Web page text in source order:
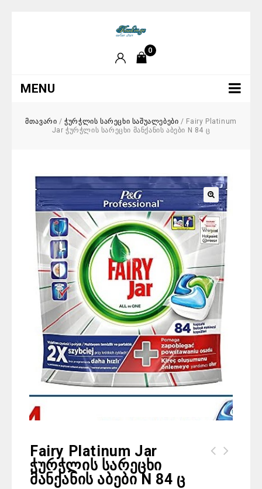
0
MENU
მთავარი /ჭურჭლის სარეცხი საშუალებები / Fairy Platinum
Jar ჭურჭლის სარეცხი მანქანის აბები N 84 ც
Fairy Platinum Jar
Ჭურჭლის Სარეცხი
Მანქანის Აბები N 84 Ც